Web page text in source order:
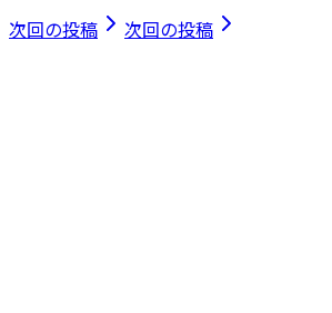
次回の投稿 次回の投稿